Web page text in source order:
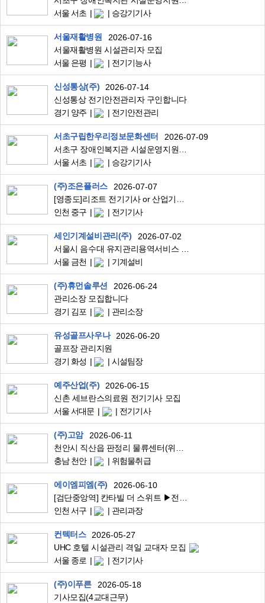
서울 서초
승강기기사
서울재활병원
2026-07-16
서울재활병원 시설관리자 모집
서울 은평
전기기능사
신성통상(주)
2026-07-14
신성통상 전기안전관리자 구인합니다
경기 양주
전기안전관리
서초구립한우리정보문화센터
2026-07-09
서울 서초
승강기기사
(주)조은플러스
2026-07-07
인천 중구
전기기사
세인기계설비관리(주)
2026-07-02
서울 금천
기계설비
(주)휴먼솔루션
2026-06-24
관리소장 모집합니다
경기 김포
관리소장
유성골프사우나
2026-06-20
골프장 관리지원
경기 화성
시설팀장
예주산업(주)
2026-06-15
신촌 세브란스의료원 전기기사 모집
서울 서대문
전기기사
(주)고암
2026-06-11
충남 천안
위험물취급
에이엠피엠(주)
2026-06-10
인천 서구
관리과장
컨텍터스
2026-05-27
UHC 호텔 시설관리 격일 교대자 모집
서울 종로
전기기사
(주)이푸른
2026-05-18
기사모집(4교대근무)